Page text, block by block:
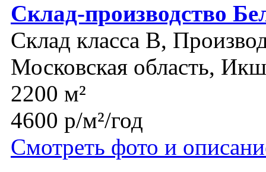
Склад-производство
Склад класса B,
Московская область,
2200 м²
4600 р/м²/год
Смотреть фото и